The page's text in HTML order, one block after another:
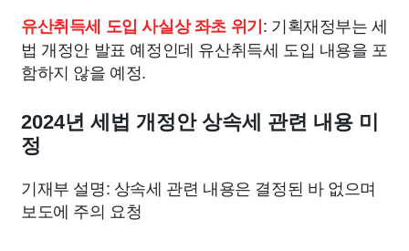
유산취득세 도입 사실상 좌초 위기: 기획재정부는 세
법 개정안 발표 예정인데 유산취득세 도입 내용을 포
함하지 않을 예정.
2024년 세법 개정안 상속세 관련 내용 미
정
기재부 설명: 상속세 관련 내용은 결정된 바 없으며
보도에 주의 요청